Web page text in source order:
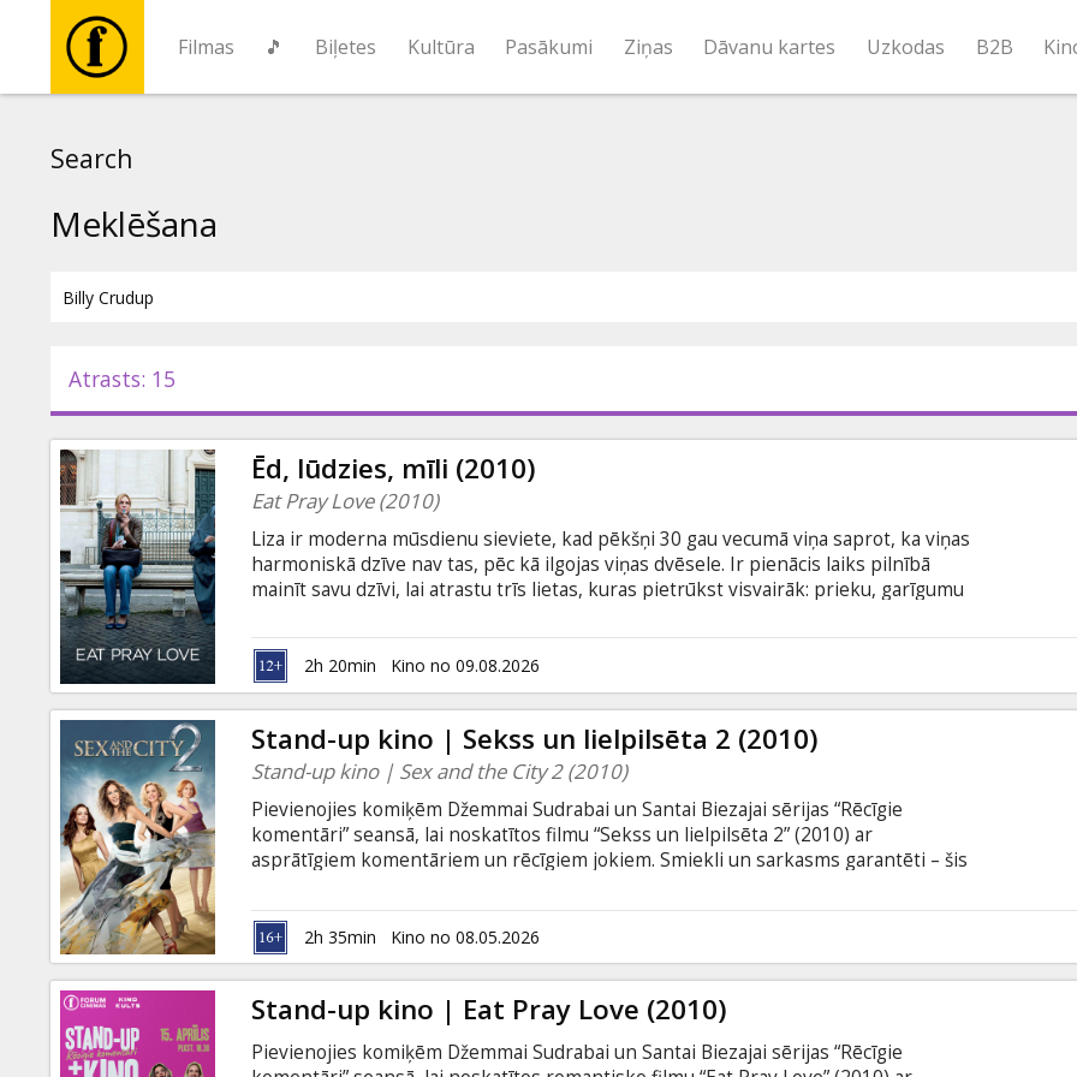
Filmas 🎵 Biļetes Kultūra Pasākumi Ziņas Dāvanu kartes Uzkodas B2B
Pasākumi
Ziņas
Dāvanu
kartes
Uzkodas
B2B
Kino
Klubs
Search
Meklēšana
Atrasts: 15
Ēd, lūdzies, mīli (2010)
Eat Pray Love (2010)
Liza ir moderna mūsdienu sieviete, kad pēkšņi 30 gau vecumā viņa saprot, ka viņas
harmoniskā dzīve nav tas, pēc kā ilgojas viņas dvēsele. Ir pienācis laiks pilnībā
mainīt savu dzīvi, lai atrastu trīs lietas, kuras pietrūkst visvairāk: prieku, garīgumu
baudu, Indijā viņa apgūst lūgšanas spēka nozīmi, un, pavisam negaidot Bali kļūst
par vietu, kur Liza atgūst mieru un līdzsvaru mīlestībā. Filma angļu valodā ar
subtitriem latviešu valodā.
2h 20min Kino no 09.08.2026
Stand-up kino | Sekss un lielpilsēta 2 (2010)
Stand-up kino | Sex and the City 2 (2010)
Pievienojies komiķēm Džemmai Sudrabai un Santai Biezajai sērijas “Rēcīgie
komentāri” seansā, lai noskatītos filmu “Sekss un lielpilsēta 2” (2010) ar
asprātīgiem komentāriem un rēcīgiem jokiem. Smiekli un sarkasms garantēti – šis
Sarlote un Miranda šoreiz ir nolēmušas aizbēgt prom no ierastās Ņujorkas dzīves
un doties uz vienu no eksotiskākajām un gleznainākajām vietām pasaulē. Tieši tur
- palmu ēnā, veldzējoties burvīgajās oāzēs, draudzenes ir gatavas izbaudīt jaunus
un neaizmirstamus piedzīvojumus.
2h 35min Kino no 08.05.2026
Stand-up kino | Eat Pray Love (2010)
Pievienojies komiķēm Džemmai Sudrabai un Santai Biezajai sērijas “Rēcīgie